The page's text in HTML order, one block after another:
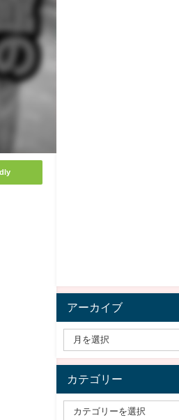
アーカイブ
カテゴリー